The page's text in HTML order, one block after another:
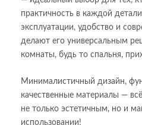
практичность в каждой
эксплуатации, удобство и
делают его универсальным
комнаты, будь то спальня,
Минималистичный дизайн,
качественные материалы —
не только эстетичным, но и
использовании!